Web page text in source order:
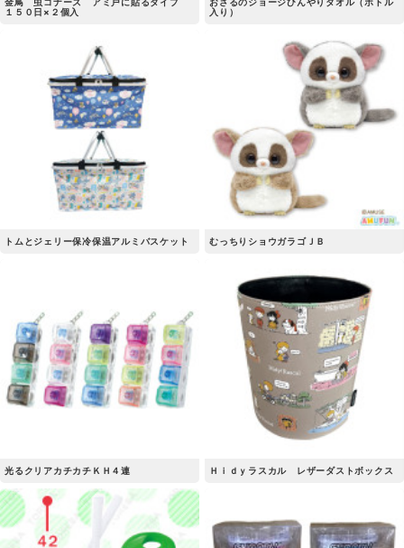
１５０日×２個入
入り）
トムとジェリー保冷保温アルミバスケット むっちりショウガラゴＪＢ
光るクリアカチカチＫＨ４連 Ｈｉｄｙラスカル レザーダストボックス